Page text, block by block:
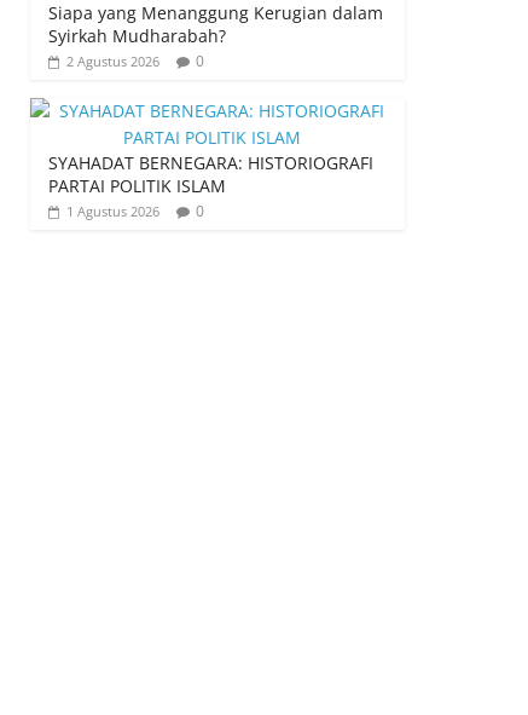
Siapa yang Menanggung Kerugian dalam
Syirkah Mudharabah?
2 Agustus 2026 0
SYAHADAT BERNEGARA: HISTORIOGRAFI
PARTAI POLITIK ISLAM
1 Agustus 2026 0